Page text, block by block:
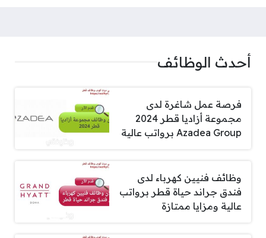
أحدث الوظائف
فرصة عمل شاغرة لدى
مجموعة أزاديا قطر 2024
Azadea Group برواتب عالية
وظائف فنيين كهرباء لدى
فندق جراند حياة قطر برواتب
عالية ومزايا ممتازة